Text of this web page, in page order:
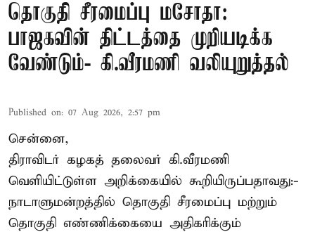
தொகுதி சீரமைப்பு மசோதா:
பாஜகவின் திட்டத்தை முறியடிக்க
வேண்டும்- கி.வீரமணி வலியுறுத்தல்
Published on: 07 Aug 2026, 2:57 pm
சென்னை,
திராவிடர் கழகத் தலைவர் கி.வீரமணி
வெளியிட்டுள்ள அறிக்கையில் கூறியிருப்பதாவது:-
நாடாளுமன்றத்தில் தொகுதி சீரமைப்பு மற்றும்
தொகுதி எண்ணிக்கையை அதிகரிக்கும்